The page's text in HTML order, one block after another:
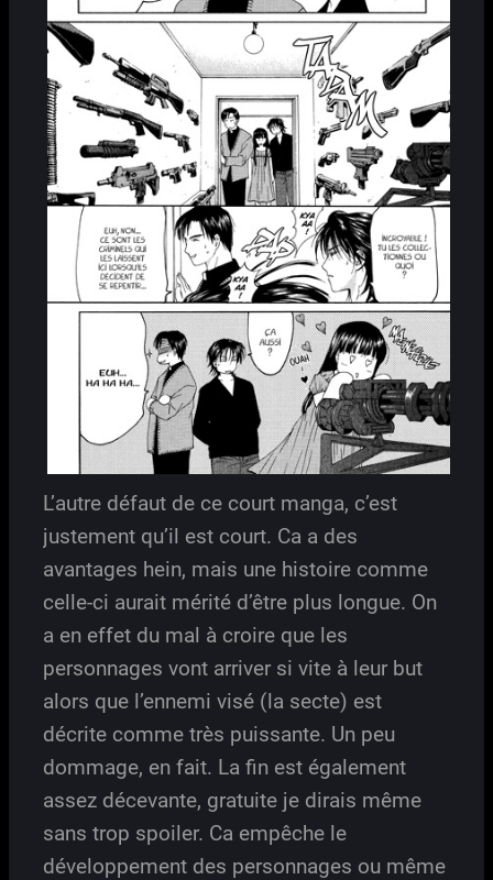
L’autre défaut de ce court manga, c’est
justement qu’il est court. Ca a des
avantages hein, mais une histoire comme
celle-ci aurait mérité d’être plus longue. On
a en effet du mal à croire que les
personnages vont arriver si vite à leur but
alors que l’ennemi visé (la secte) est
décrite comme très puissante. Un peu
dommage, en fait. La fin est également
assez décevante, gratuite je dirais même
sans trop spoiler. Ca empêche le
développement des personnages ou même